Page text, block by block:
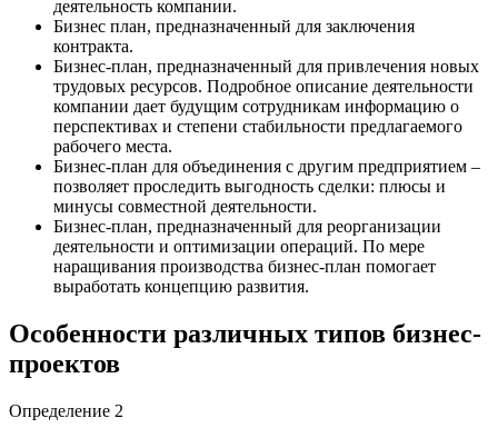
деятельность компании.
Бизнес план, предназначенный для заключения
контракта.
Бизнес-план, предназначенный для привлечения новых
трудовых ресурсов. Подробное описание деятельности
компании дает будущим сотрудникам информацию о
перспективах и степени стабильности предлагаемого
рабочего места.
Бизнес-план для объединения с другим предприятием –
позволяет проследить выгодность сделки: плюсы и
минусы совместной деятельности.
Бизнес-план, предназначенный для реорганизации
деятельности и оптимизации операций. По мере
наращивания производства бизнес-план помогает
выработать концепцию развития.
Особенности различных типов бизнес-
проектов
Определение 2